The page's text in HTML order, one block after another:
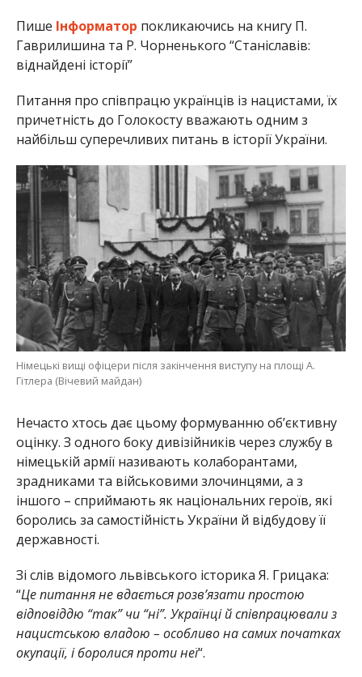
Пише Інформатор покликаючись на книгу П.
Гаврилишина та Р. Чорненького “Станіславів:
віднайдені історії”
Питання про співпрацю українців із нацистами, їх
причетність до Голокосту вважають одним з
найбільш суперечливих питань в історії України.
Німецькі вищі офіцери після закінчення виступу на площі А.
Гітлера (Вічевий майдан)
Нечасто хтось дає цьому формуванню обʼєктивну
оцінку. З одного боку дивізійників через службу в
німецькій армії називають колаборантами,
зрадниками та військовими злочинцями, а з
іншого – сприймають як національних героїв, які
боролись за самостійність України й відбудову її
державності.
Зі слів відомого львівського історика Я. Грицака:
“Це питання не вдається розвʼязати простою
відповіддю “так” чи “ні”. Українці й співпрацювали з
нацистською владою – особливо на самих початках
окупації, і боролися проти неї“.